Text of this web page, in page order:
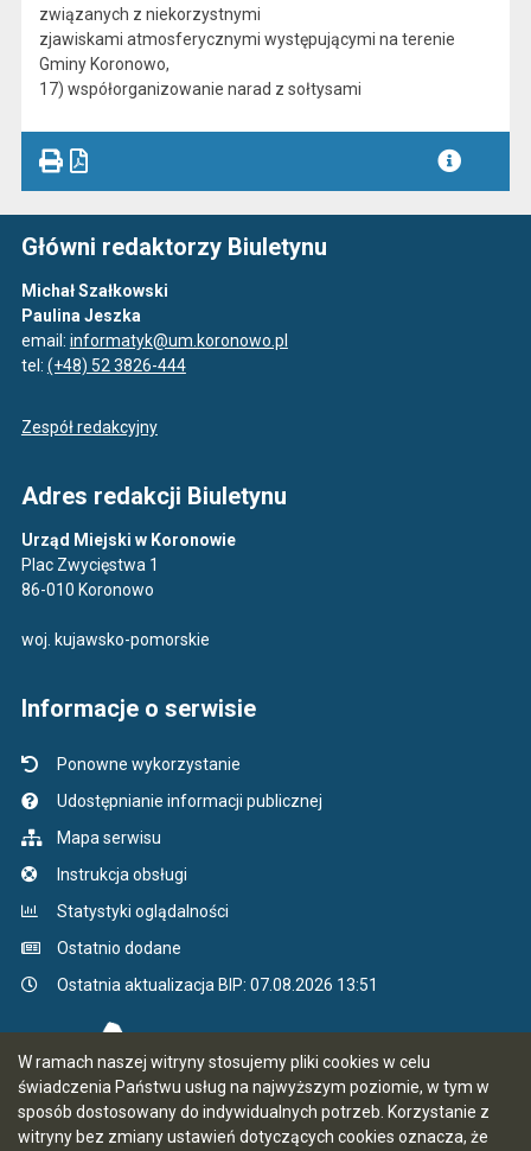
W ramach naszej witryny stosujemy pliki cookies w celu
świadczenia Państwu usług na najwyższym poziomie, w tym w
sposób dostosowany do indywidualnych potrzeb. Korzystanie z
witryny bez zmiany ustawień dotyczących cookies oznacza, że
związanych z niekorzystnymi
zjawiskami atmosferycznymi występującymi na terenie
Gminy Koronowo,
17) współorganizowanie narad z sołtysami
Główni redaktorzy Biuletynu
Michał Szałkowski
Paulina Jeszka
email: informatyk@um.koronowo.pl
tel: (+48) 52 3826-444
Zespół redakcyjny
Adres redakcji Biuletynu
Urząd Miejski w Koronowie
Plac Zwycięstwa 1
86-010 Koronowo
woj. kujawsko-pomorskie
Informacje o serwisie
Ponowne wykorzystanie
Udostępnianie informacji publicznej
Mapa serwisu
Instrukcja obsługi
Statystyki oglądalności
Ostatnio dodane
Ostatnia aktualizacja BIP: 07.08.2026 13:51